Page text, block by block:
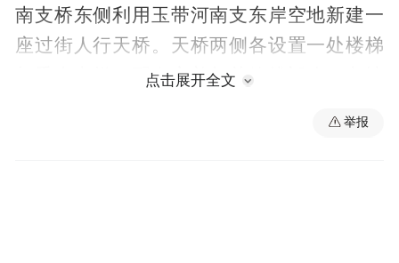
南支桥东侧利用玉带河南支东岸空地新建一
座过街人行天桥。天桥两侧各设置一处楼梯
与垂直电梯，配套完善相关管线迁改，占地
点击展开全文
举报